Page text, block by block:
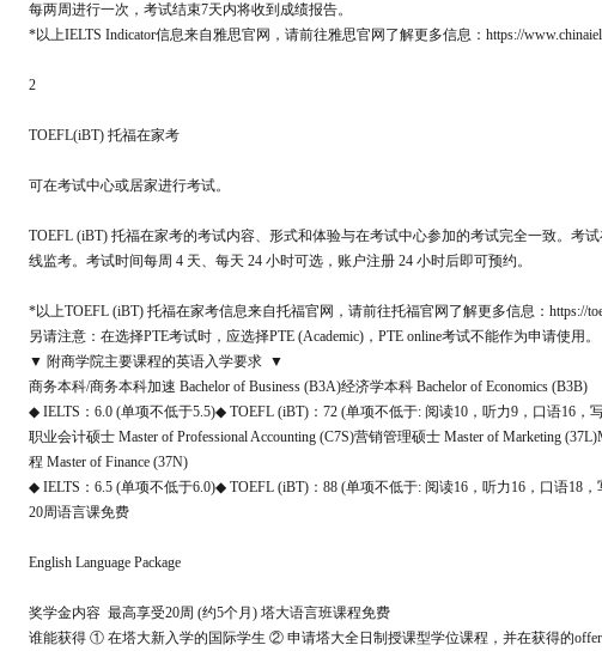
每两周进行一次，考试结束7天内将收到成绩报告。
*以上IELTS Indicator信息来自雅思官网，请前往雅思官网了解更多信息：https://
2
TOEFL(iBT) 托福在家考
可在考试中心或居家进行考试。
TOEFL (iBT) 托福在家考的考试内容、形式和体验与在考试中心参加的考试完全一致。考
线监考。考试时间每周 4 天、每天 24 小时可选，账户注册 24 小时后即可预约。
*以上TOEFL (iBT) 托福在家考信息来自托福官网，请前往托福官网了解更多信息：https://
另请注意：在选择PTE考试时，应选择PTE (Academic)，PTE online考试不能作为申请使用。
▼ 附商学院主要课程的英语入学要求 ▼
商务本科/商务本科加速 Bachelor of Business (B3A)经济学本科 Bachelor of Economics (B3B)
◆ IELTS：6.0 (单项不低于5.5)◆ TOEFL (iBT)：72 (单项不低于: 阅读10，听力9，口语16，
职业会计硕士 Master of Professional Accounting (C7S)营销管理硕士 Master of Marketing
程 Master of Finance (37N)
◆ IELTS：6.5 (单项不低于6.0)◆ TOEFL (iBT)：88 (单项不低于: 阅读16，听力16，口语18
20周语言课免费
English Language Package
奖学金内容 最高享受20周 (约5个月) 塔大语言班课程免费
谁能获得 ① 在塔大新入学的国际学生 ② 申请塔大全日制授课型学位课程，并在获得的